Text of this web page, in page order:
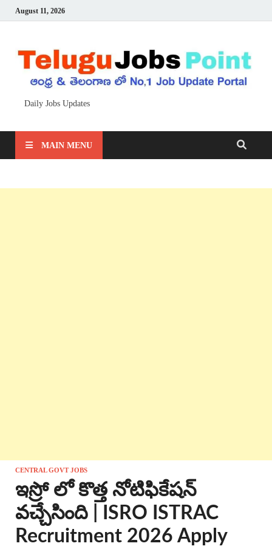
August 11, 2026
Daily Jobs Updates
MAIN MENU
CENTRAL GOVT JOBS
ఇస్రో లో కొత్త నోటిఫికేషన్
వచ్చేసింది | ISRO ISTRAC
Recruitment 2026 Apply